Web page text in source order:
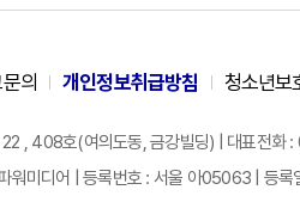
의 개인정보취급방침 청소년보
22 , 408호(여의도동, 금강빌딩) | 대표전
워미디어 | 등록번호 : 서울 아05063 | 등